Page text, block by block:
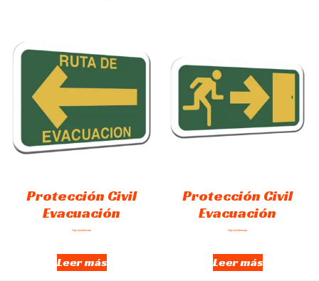
Protección Civil
Evacuación
Hay existencias
Leer más
Protección Civil
Evacuación
Hay existencias
Leer más